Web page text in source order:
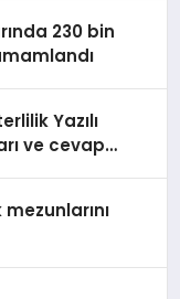
230 bin
Yazılı
ve cevap
mezunlarını